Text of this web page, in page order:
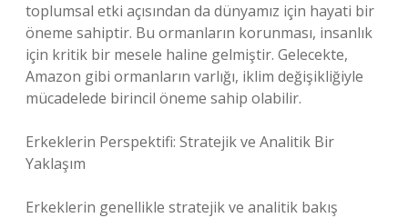
toplumsal etki açısından da dünyamız için hayati bir
öneme sahiptir. Bu ormanların korunması, insanlık
için kritik bir mesele haline gelmiştir. Gelecekte,
Amazon gibi ormanların varlığı, iklim değişikliğiyle
mücadelede birincil öneme sahip olabilir.
Erkeklerin Perspektifi: Stratejik ve Analitik Bir
Yaklaşım
Erkeklerin genellikle stratejik ve analitik bakış